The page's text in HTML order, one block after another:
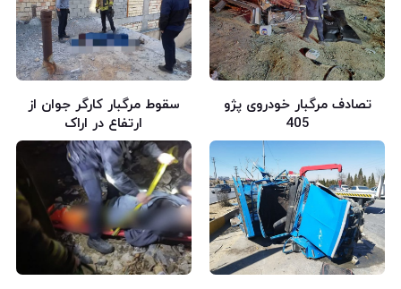
تصادف مرگبار خودروی پژو
405
سقوط مرگبار کارگر جوان از
ارتفاع در اراک